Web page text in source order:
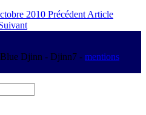
2010 Précédent Article
Djinn - Djinn7 - mentions